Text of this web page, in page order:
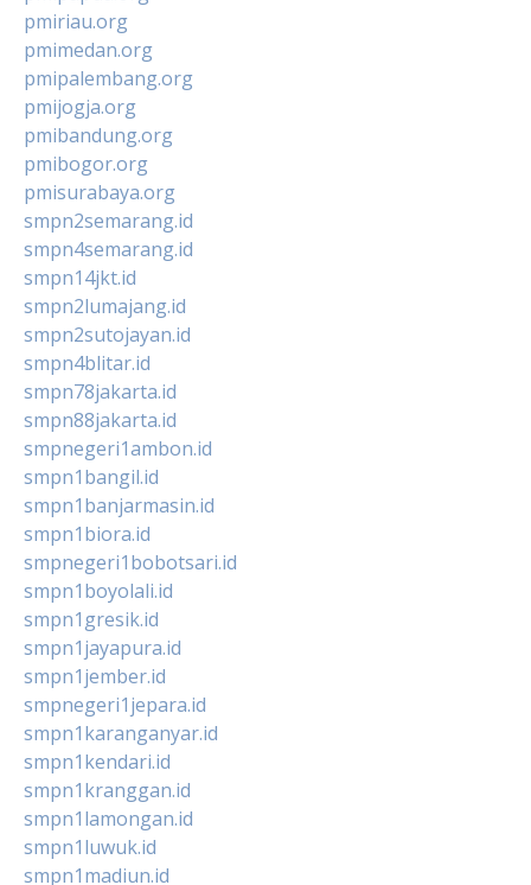
pmiriau.org
pmimedan.org
pmipalembang.org
pmijogja.org
pmibandung.org
pmibogor.org
pmisurabaya.org
smpn2semarang.id
smpn4semarang.id
smpn14jkt.id
smpn2lumajang.id
smpn2sutojayan.id
smpn4blitar.id
smpn78jakarta.id
smpn88jakarta.id
smpnegeri1ambon.id
smpn1bangil.id
smpn1banjarmasin.id
smpn1biora.id
smpnegeri1bobotsari.id
smpn1boyolali.id
smpn1gresik.id
smpn1jayapura.id
smpn1jember.id
smpnegeri1jepara.id
smpn1karanganyar.id
smpn1kendari.id
smpn1kranggan.id
smpn1lamongan.id
smpn1luwuk.id
smpn1madiun.id